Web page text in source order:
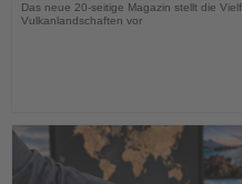
Das neue 20-seitige Magazin stellt die
Vulkanlandschaften vor